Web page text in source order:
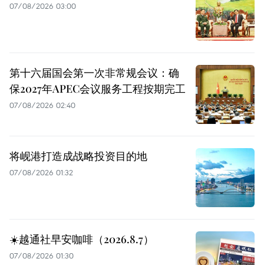
07/08/2026 03:00
第十六届国会第一次非常规会议：确
保2027年APEC会议服务工程按期完工
07/08/2026 02:40
将岘港打造成战略投资目的地
07/08/2026 01:32
☀️越通社早安咖啡（2026.8.7）
07/08/2026 01:30